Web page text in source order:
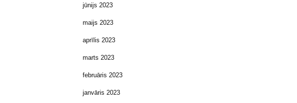
jūnijs 2023
maijs 2023
aprīlis 2023
marts 2023
februāris 2023
janvāris 2023